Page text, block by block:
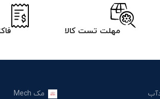
مهلت تست کالا
مک Mech